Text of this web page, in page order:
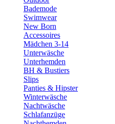
Bademode
Swimwear
New Born
Accessoires
Mädchen 3-14
Unterwäsche
Unterhemden
BH & Bustiers
Slips
Panties & Hipster
Winterwäsche
Nachtwäsche
Schlafanzüge